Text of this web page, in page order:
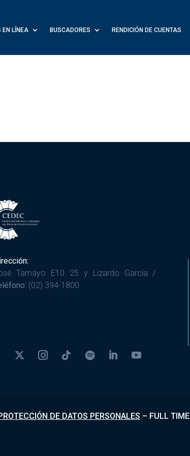
EN LÍNEA BUSCADORES RENDICIÓN DE CUENTAS
Tamayo E10 25 y Lizardo García /
(02) 394-1800
DE DATOS PERSONALES – FULL TIME